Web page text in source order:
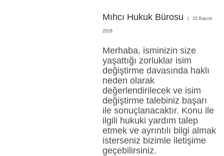
Mıhcı Hukuk Bürosu 15 Kasım
2018
Merhaba, isminizin size
yaşattığı zorluklar isim
değiştirme davasında haklı
neden olarak
değerlendirilecek ve isim
değiştirme talebiniz başarı
ile sonuçlanacaktır. Konu ile
ilgili hukuki yardım talep
etmek ve ayrıntılı bilgi almak
isterseniz bizimle iletişime
geçebilirsiniz.